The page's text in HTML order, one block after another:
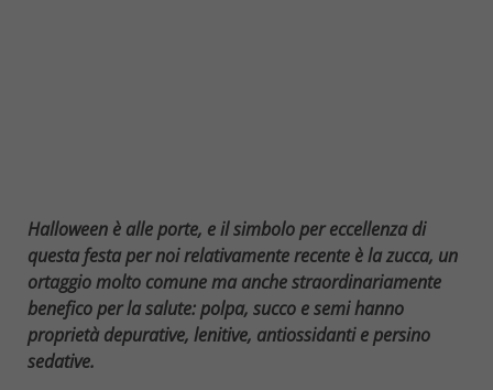
Halloween è alle porte, e il simbolo per eccellenza di
questa festa per noi relativamente recente è la zucca, un
ortaggio molto comune ma anche straordinariamente
benefico per la salute: polpa, succo e semi hanno
proprietà depurative, lenitive, antiossidanti e persino
sedative.